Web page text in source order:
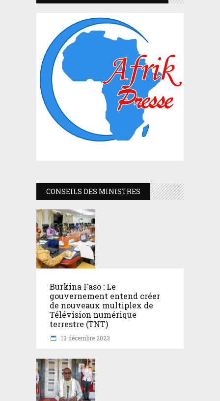
CONSEILS DES MINISTRES
Burkina Faso : Le
gouvernement entend créer
de nouveaux multiplex de
Télévision numérique
terrestre (TNT)
13 décembre 2023